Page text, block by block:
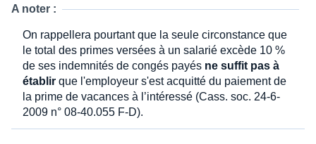
A noter :
On rappellera pourtant que la seule circonstance que
le total des primes versées à un salarié excède 10 %
de ses indemnités de congés payés ne suffit pas à
établir que l'employeur s'est acquitté du paiement de
la prime de vacances à l’intéressé (Cass. soc. 24-6-
2009 n° 08-40.055 F-D).